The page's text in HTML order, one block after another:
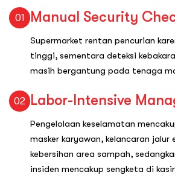
01 Manual Security
Supermarket rentan pencurian
tinggi, sementara deteksi
masih bergantung pada tenaga
02 Labor-Intensive
Pengelolaan keselamatan
masker karyawan, kelancaran jalur
kebersihan area sampah,
insiden mencakup sengketa di